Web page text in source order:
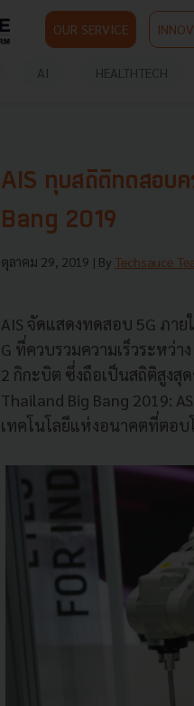
OUR SERVICE
AI HEALTHTECH
AIS ทุบสถิติทดสอบค
Bang 2019
ตุลาคม 29, 2019 | By Techsauce
AIS จัดแสดงทดสอบ 5G ภา
G ที่ควบรวมความเร็วระหว่า
2 กิกะบิต ซึ่งถือเป็นสถิติสูงสุ
Thailand Big Bang 2019:
เทคโนโลยีแห่งอนาคตที่ตอ